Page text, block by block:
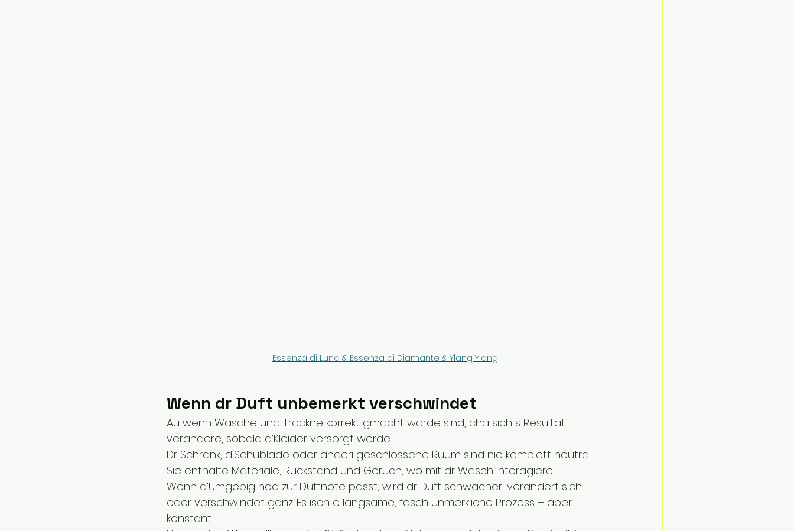
Essenza di Luna & Essenza di Diamante & Ylang Ylang
Wenn dr Duft unbemerkt verschwindet
Au wenn Wasche und Trockne korrekt gmacht worde sind, cha sich s Resultat
verändere, sobald d’Kleider versorgt werde.
Dr Schrank, d'Schublade oder anderi geschlossene Ruum sind nie komplett neutral.
Sie enthalte Materiale, Rückständ und Gerüch, wo mit dr Wäsch interagiere.
Wenn d’Umgebig nöd zur Duftnote passt, wird dr Duft schwächer, verändert sich
oder verschwindet ganz. Es isch e langsame, fasch unmerkliche Prozess – aber
konstant.